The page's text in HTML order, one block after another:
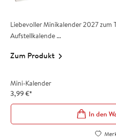
Liebevoller Minikalender 2027 zum
Aufstellkalende ...
Zum Produkt
Mini-Kalender
3,99€*
In den